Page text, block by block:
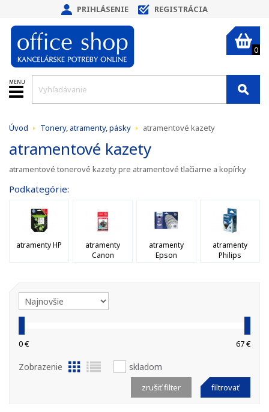
PRIHLÁSENIE REGISTRÁCIA
0
MENU
Úvod Tonery, atramenty, pásky atramentové kazety
atramentové kazety
atramentové tonerové kazety pre atramentové tlačiarne a kopírky
Podkategórie:
atramenty HP
atramenty
Canon
atramenty
Epson
atramenty
Philips
0 € 67 €
Zobrazenie skladom
filtrovať
zrušiť filter